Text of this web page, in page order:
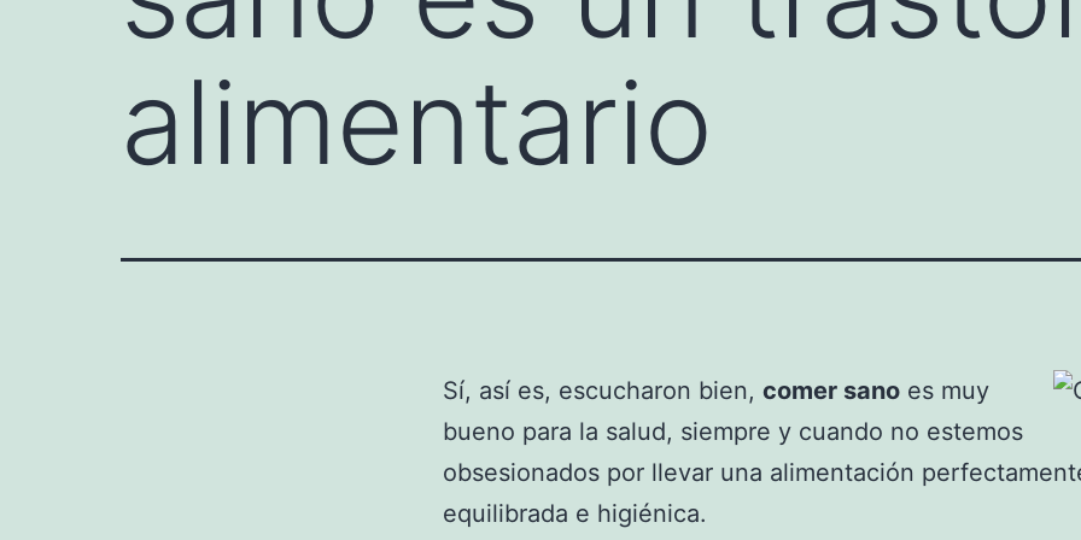
alimentario
Sí, así es, escucharon bien, comer sano es muy
bueno para la salud, siempre y cuando no estemos
obsesionados por llevar una alimentación
equilibrada e higiénica.